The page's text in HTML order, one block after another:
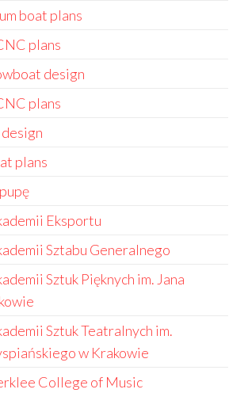
boat plans
plans
design
plans
plans
Eksportu
Sztabu Generalnego
Sztuk Pięknych im. Jana
Sztuk Teatralnych im.
w Krakowie
College of Music